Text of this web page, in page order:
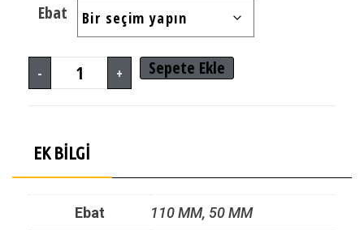
Ebat
- + Sepete Ekle
EK BILGI
Ebat 110 MM, 50 MM